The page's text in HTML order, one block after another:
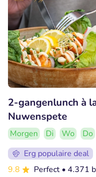
2-gangenlunch à
Nuwenspete
Morgen Di Wo Do
Erg populaire deal
9.8
Perfect • 4.371